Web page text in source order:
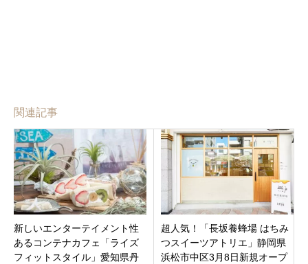
関連記事
新しいエンターテイメント性
あるコンテナカフェ「ライズ
フィットスタイル」愛知県丹
超人気！「長坂養蜂場 はちみ
つスイーツアトリエ」静岡県
浜松市中区3月8日新規オープ